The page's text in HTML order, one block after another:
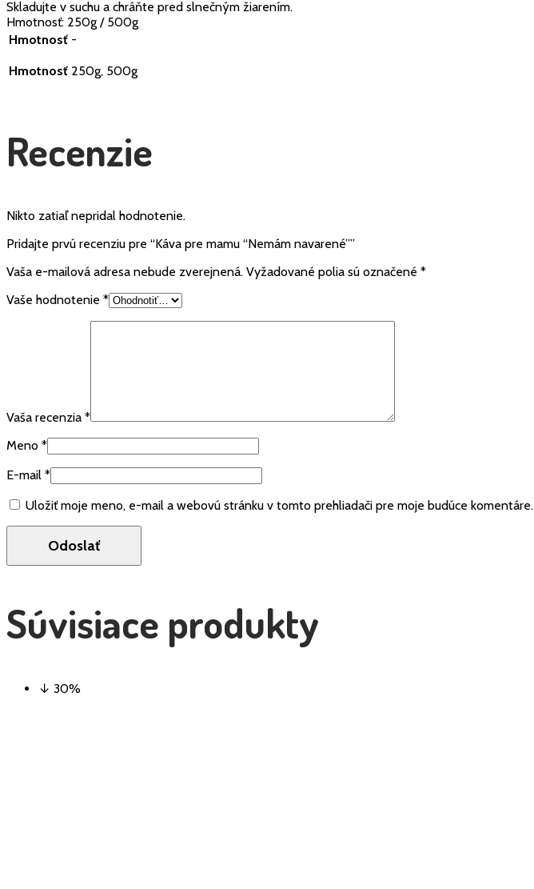
Skladujte v suchu a chráňte pred slnečným žiarením.
Hmotnosť: 250g / 500g
Hmotnosť -
Hmotnosť 250g, 500g
Recenzie
Nikto zatiaľ nepridal hodnotenie.
Pridajte prvú recenziu pre “Káva pre mamu “Nemám navarené””
Vaša e-mailová adresa nebude zverejnená. Vyžadované polia sú označené *
Vaše hodnotenie *
Vaša recenzia *
Meno *
E-mail *
Uložiť moje meno, e-mail a webovú stránku v tomto prehliadači pre moje budúce komentáre.
Súvisiace produkty
↓ 30%